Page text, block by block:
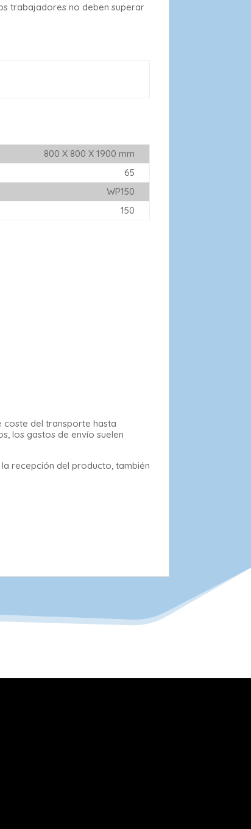
trabajadores no deben superar
800 X 800 X 1900 mm
65
WP150
150
coste del transporte hasta
los gastos de envío suelen
recepción del producto, también